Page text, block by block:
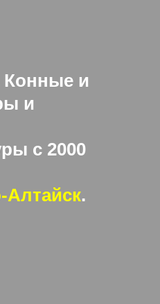
Конные и
и
с 2000
Алтайск.